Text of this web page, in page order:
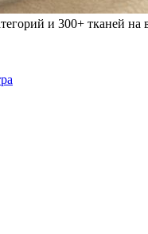
и 300+ тканей на